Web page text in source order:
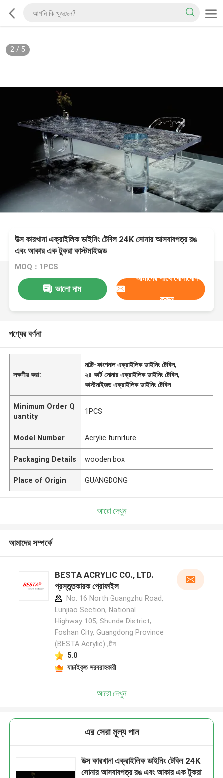
2/ 5
উত্স কারখানা এক্রাইলিক ডাইনিং টেবিল 24K সোনার আসবাবপত্র রঙ
এবং আকার এক টুকরা কাস্টমাইজড
MOQ：1PCS
ভালো দাম
আমাদের সাথে যোগাযোগ
করুন
পণ্যের বর্ণনা
লক্ষণীয় করা:
মাল্টি-ফাংশনাল এক্রাইলিক ডাইনিং টেবিল,
২৪ কার্ট সোনার এক্রাইলিক ডাইনিং টেবিল,
কাস্টমাইজড এক্রাইলিক ডাইনিং টেবিল
Minimum Order Q
uantity
1PCS
Model Number Acrylic furniture
Packaging Details wooden box
Place of Origin GUANGDONG
আরো দেখুন
আমাদের সম্পর্কে
BESTA ACRYLIC CO., LTD.
প্রস্তুতকারক প্রোফাইল
No. 16 North Guangzhu Road,
Lunjiao Section, National
Highway 105, Shunde District,
Foshan City, Guangdong Province
(BESTA Acrylic) ,চীন
5.0
যাচাইকৃত সরবরাহকারী
আরো দেখুন
এর সেরা মূল্য পান
উত্স কারখানা এক্রাইলিক ডাইনিং টেবিল 24K
সোনার আসবাবপত্র রঙ এবং আকার এক টুকরা